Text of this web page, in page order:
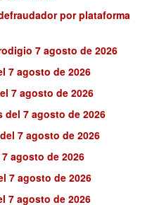
por plataforma
7 agosto de 2026
7 agosto de 2026
7 agosto de 2026
del 7 agosto de 2026
7 agosto de 2026
agosto de 2026
7 agosto de 2026
7 agosto de 2026